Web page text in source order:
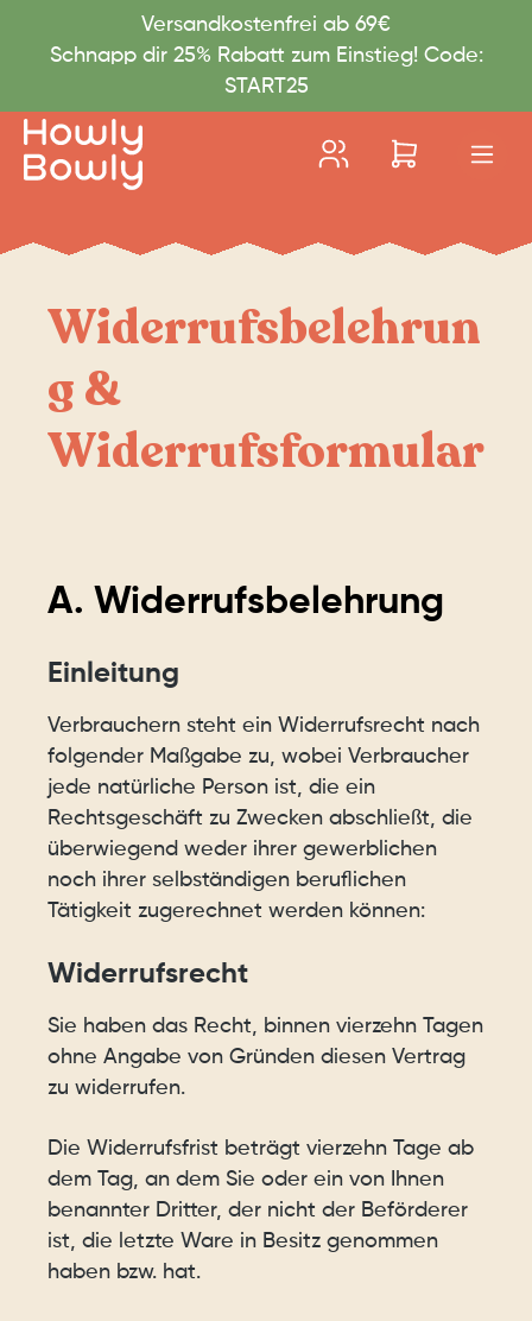
Zur Hauptnavigation springen
Versandkostenfrei ab 69€
Schnapp dir 25% Rabatt zum Einstieg! Code:
START25
Widerrufsbelehrun
g &
Widerrufsformular
A. Widerrufsbelehrung
Einleitung
Verbrauchern steht ein Widerrufsrecht nach
folgender Maßgabe zu, wobei Verbraucher
jede natürliche Person ist, die ein
Rechtsgeschäft zu Zwecken abschließt, die
überwiegend weder ihrer gewerblichen
noch ihrer selbständigen beruflichen
Tätigkeit zugerechnet werden können:
Widerrufsrecht
Sie haben das Recht, binnen vierzehn Tagen
ohne Angabe von Gründen diesen Vertrag
zu widerrufen.
Die Widerrufsfrist beträgt vierzehn Tage ab
dem Tag, an dem Sie oder ein von Ihnen
benannter Dritter, der nicht der Beförderer
ist, die letzte Ware in Besitz genommen
haben bzw. hat.